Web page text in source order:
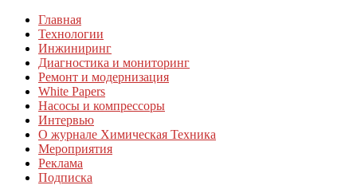
Главная
Технологии
Инжиниринг
Диагностика и мониторинг
Ремонт и модернизация
White Papers
Насосы и компрессоры
Интервью
О журнале Химическая Техника
Мероприятия
Реклама
Подписка